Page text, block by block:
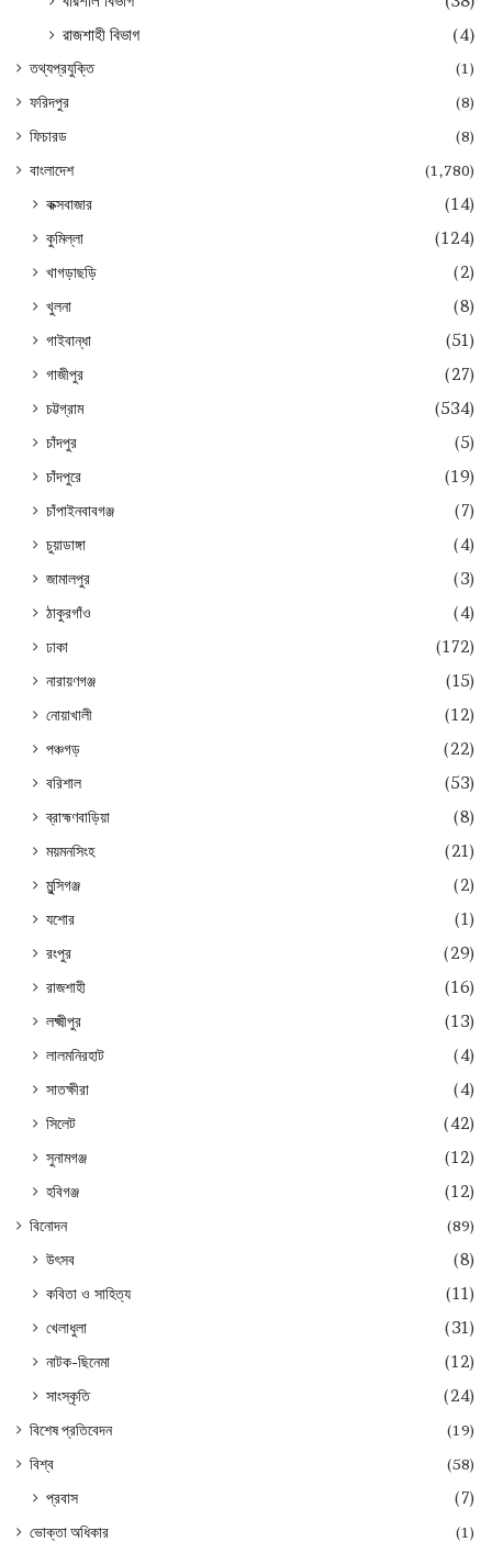
রাজশাহী বিভাগ
(4)
তথ্যপ্রযুক্তি
(1)
ফরিদপুর
(8)
ফিচারড
(8)
বাংলাদেশ
(1,780)
কক্সবাজার
(14)
কুমিল্লা
(124)
খাগড়াছড়ি
(2)
খুলনা
(8)
গাইবান্ধা
(51)
গাজীপুর
(27)
চট্টগ্রাম
(534)
চাঁদপুর
(5)
চাঁদপুরে
(19)
চাঁপাইনবাবগঞ্জ
(7)
চুয়াডাঙ্গা
(4)
জামালপুর
(3)
ঠাকুরগাঁও
(4)
ঢাকা
(172)
নারায়ণগঞ্জ
(15)
নোয়াখালী
(12)
পঞ্চগড়
(22)
বরিশাল
(53)
ব্রাহ্মণবাড়িয়া
(8)
ময়মনসিংহ
(21)
মুন্সিগঞ্জ
(2)
যশোর
(1)
রংপুর
(29)
রাজশাহী
(16)
লক্ষ্মীপুর
(13)
লালমনিরহাট
(4)
সাতক্ষীরা
(4)
সিলেট
(42)
সুনামগঞ্জ
(12)
হবিগঞ্জ
(12)
বিনোদন (89)
উৎসব
(8)
কবিতা ও সাহিত্য
(11)
খেলাধুলা
(31)
নাটক-ছিনেমা
(12)
সাংস্কৃতি
(24)
বিশেষ প্রতিবেদন
(19)
বিশ্ব
(58)
প্রবাস (7)
ভোক্তা অধিকার
(1)